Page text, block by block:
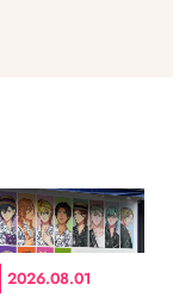
2026.08.01